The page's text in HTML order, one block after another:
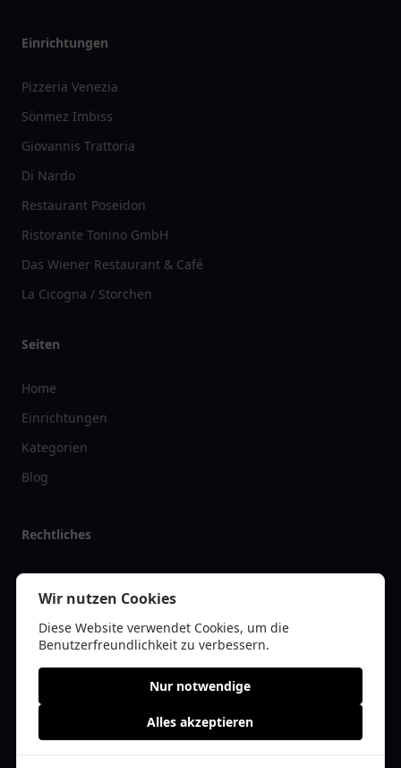
Einrichtungen
Pizzeria Venezia
Sönmez Imbiss
Giovannis Trattoria
Di Nardo
Restaurant Poseidon
Ristorante Tonino GmbH
Das Wiener Restaurant & Café
La Cicogna / Storchen
Seiten
Home
Einrichtungen
Kategorien
Blog
Rechtliches
Impressum
Datenschutz
Kontakt
© 2026 restaurantlist.de | Alle Rechte vorbehalten | * =Affiliate-Links /
Wir nutzen Cookies
Diese Website verwendet Cookies, um die
Benutzerfreundlichkeit zu verbessern.
Nur notwendige
Alles akzeptieren